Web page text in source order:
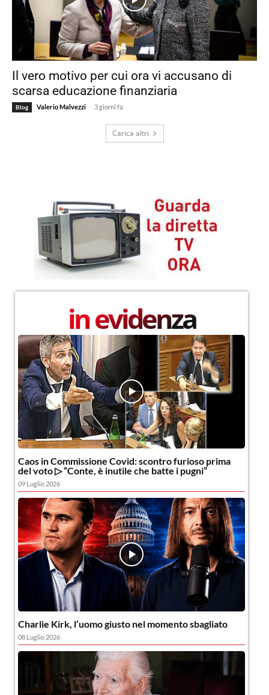
Il vero motivo per cui ora vi accusano di
scarsa educazione finanziaria
Blog Valerio Malvezzi - 3 giorni fa
Carica altri
in evidenza
Caos in Commissione Covid: scontro furioso prima
del voto ▷ “Conte, è inutile che batte i pugni”
09 Luglio 2026
Charlie Kirk, l’uomo giusto nel momento sbagliato
08 Luglio 2026